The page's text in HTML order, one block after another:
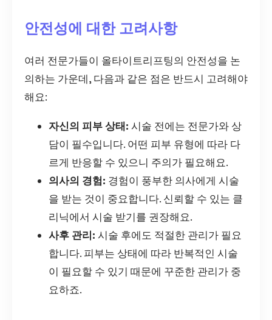
안전성에 대한 고려사항
여러 전문가들이 올타이트리프팅의 안전성을 논
의하는 가운데, 다음과 같은 점은 반드시 고려해야
해요:
자신의 피부 상태: 시술 전에는 전문가와 상
담이 필수입니다. 어떤 피부 유형에 따라 다
르게 반응할 수 있으니 주의가 필요해요.
의사의 경험: 경험이 풍부한 의사에게 시술
을 받는 것이 중요합니다. 신뢰할 수 있는 클
리닉에서 시술 받기를 권장해요.
사후 관리: 시술 후에도 적절한 관리가 필요
합니다. 피부는 상태에 따라 반복적인 시술
이 필요할 수 있기 때문에 꾸준한 관리가 중
요하죠.